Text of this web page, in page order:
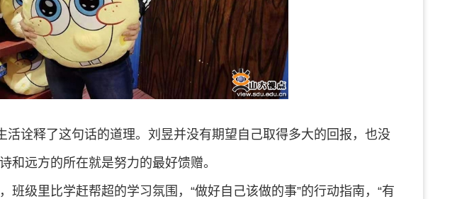
活诠释了这句话的道理。刘昱并没有期望自己取得多大的回报，也没
和远方的所在就是努力的最好馈赠。
班级里比学赶帮超的学习氛围，“做好自己该做的事”的行动指南，“有